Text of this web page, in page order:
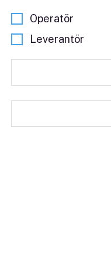
Operatör
Leverantör